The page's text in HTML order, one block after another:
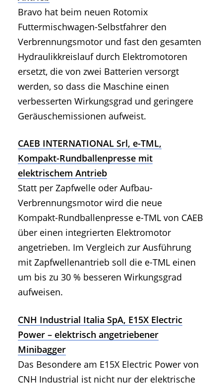
Bravo hat beim neuen Rotomix
Futtermischwagen-Selbstfahrer den
Verbrennungsmotor und fast den gesamten
Hydraulikkreislauf durch Elektromotoren
ersetzt, die von zwei Batterien versorgt
werden, so dass die Maschine einen
verbesserten Wirkungsgrad und geringere
Geräuschemissionen aufweist.
CAEB INTERNATIONAL Srl, e-TML,
Kompakt-Rundballenpresse mit
elektrischem Antrieb
Statt per Zapfwelle oder Aufbau-
Verbrennungsmotor wird die neue
Kompakt-Rundballenpresse e-TML von CAEB
über einen integrierten Elektromotor
angetrieben. Im Vergleich zur Ausführung
mit Zapfwellenantrieb soll die e-TML einen
um bis zu 30 % besseren Wirkungsgrad
aufweisen.
CNH Industrial Italia SpA, E15X Electric
Power – elektrisch angetriebener
Minibagger
Das Besondere am E15X Electric Power von
CNH Industrial ist nicht nur der elektrische